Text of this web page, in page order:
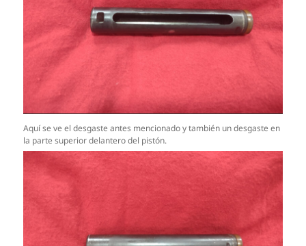
Aquí se ve el desgaste antes mencionado y también un desgaste en
la parte superior delantero del pistón.